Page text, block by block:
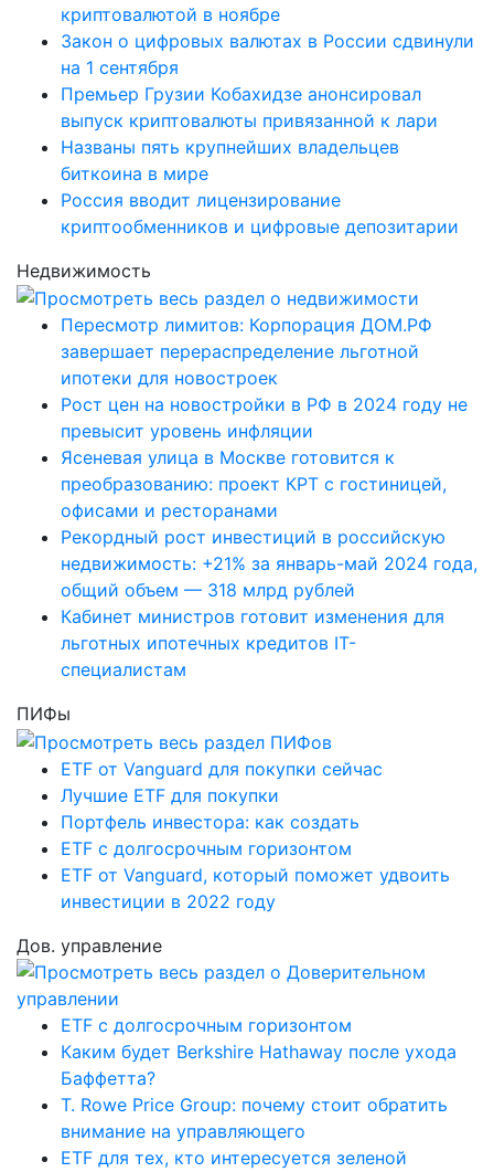
криптовалютой в ноябре
Закон о цифровых валютах в России сдвинули
на 1 сентября
Премьер Грузии Кобахидзе анонсировал
выпуск криптовалюты привязанной к лари
Названы пять крупнейших владельцев
биткоина в мире
Россия вводит лицензирование
криптообменников и цифровые депозитарии
Недвижимость
Пересмотр лимитов: Корпорация ДОМ.РФ
завершает перераспределение льготной
ипотеки для новостроек
Рост цен на новостройки в РФ в 2024 году не
превысит уровень инфляции
Ясеневая улица в Москве готовится к
преобразованию: проект КРТ с гостиницей,
офисами и ресторанами
Рекордный рост инвестиций в российскую
недвижимость: +21% за январь-май 2024 года,
общий объем — 318 млрд рублей
Кабинет министров готовит изменения для
льготных ипотечных кредитов IT-
специалистам
ПИФы
ETF от Vanguard для покупки сейчас
Лучшие ETF для покупки
Портфель инвестора: как создать
ETF с долгосрочным горизонтом
ETF от Vanguard, который поможет удвоить
инвестиции в 2022 году
Дов. управление
ETF с долгосрочным горизонтом
Каким будет Berkshire Hathaway после ухода
Баффетта?
T. Rowe Price Group: почему стоит обратить
внимание на управляющего
ETF для тех, кто интересуется зеленой